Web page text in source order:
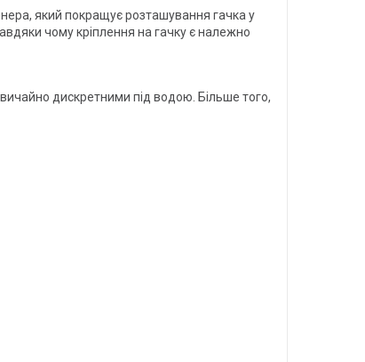
який покращує розташування гачка у
чому кріплення на гачку є належно
дискретними під водою. Більше того,